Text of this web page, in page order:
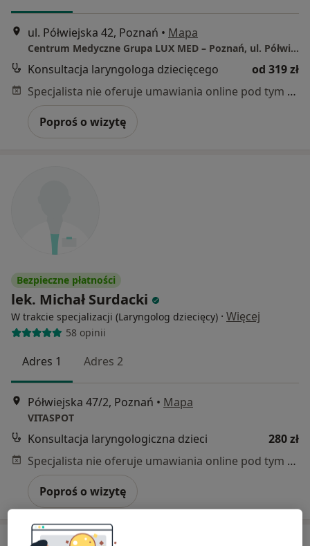
ul. Półwiejska 42, Poznań • Mapa
Centrum Medyczne Grupa LUX MED – Poznań, ul. Półwiejska 42
Konsultacja laryngologa dziecięcego
od 319 zł
Specjalista nie oferuje umawiania online pod tym adresem.
Poproś o wizytę
Bezpieczne płatności
lek. Michał Surdacki
W trakcie specjalizacji (Laryngolog dziecięcy) · Więcej
58 opinii
Adres 1 Adres 2
Półwiejska 47/2, Poznań • Mapa
VITASPOT
Konsultacja laryngologiczna dzieci
280 zł
Specjalista nie oferuje umawiania online pod tym adresem.
Poproś o wizytę